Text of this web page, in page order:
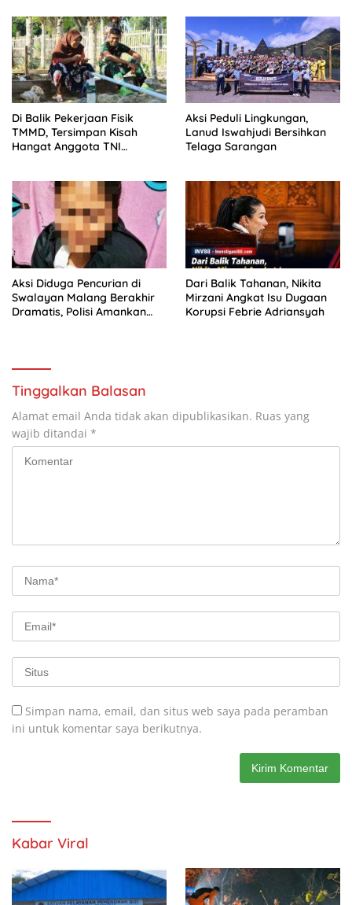
Di Balik Pekerjaan Fisik
TMMD, Tersimpan Kisah
Hangat Anggota TNI
Aksi Peduli Lingkungan,
Lanud Iswahjudi Bersihkan
Telaga Sarangan
Aksi Diduga Pencurian di
Swalayan Malang Berakhir
Dramatis, Polisi Amankan
Dari Balik Tahanan, Nikita
Mirzani Angkat Isu Dugaan
Korupsi Febrie Adriansyah
Tinggalkan Balasan
Alamat email Anda tidak akan dipublikasikan. Ruas yang
wajib ditandai *
Simpan nama, email, dan situs web saya pada peramban
ini untuk komentar saya berikutnya.
Kabar Viral